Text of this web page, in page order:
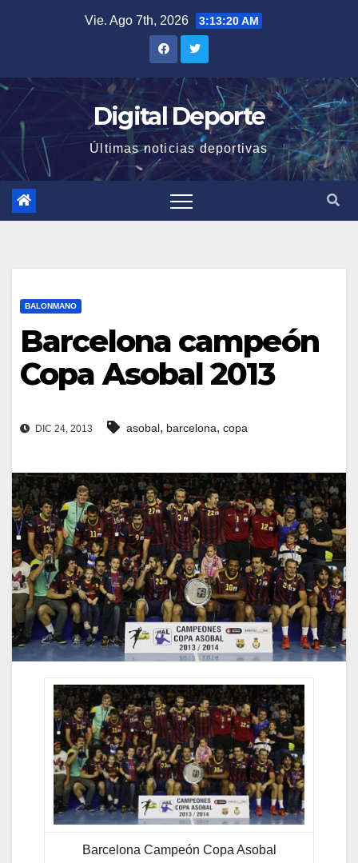
Vie. Ago 7th, 2026 3:13:21 AM
Digital Deporte
Últimas noticias deportivas
BALONMANO
Barcelona campeón
Copa Asobal 2013
DIC 24, 2013 asobal, barcelona, copa
Barcelona Campeón Copa Asobal